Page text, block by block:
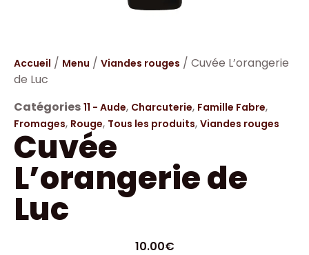
Accueil / Menu / Viandes rouges / Cuvée L’orangerie
de Luc
Catégories 11 - Aude, Charcuterie, Famille Fabre,
Fromages, Rouge, Tous les produits, Viandes rouges
Cuvée
L’orangerie de
Luc
10.00€